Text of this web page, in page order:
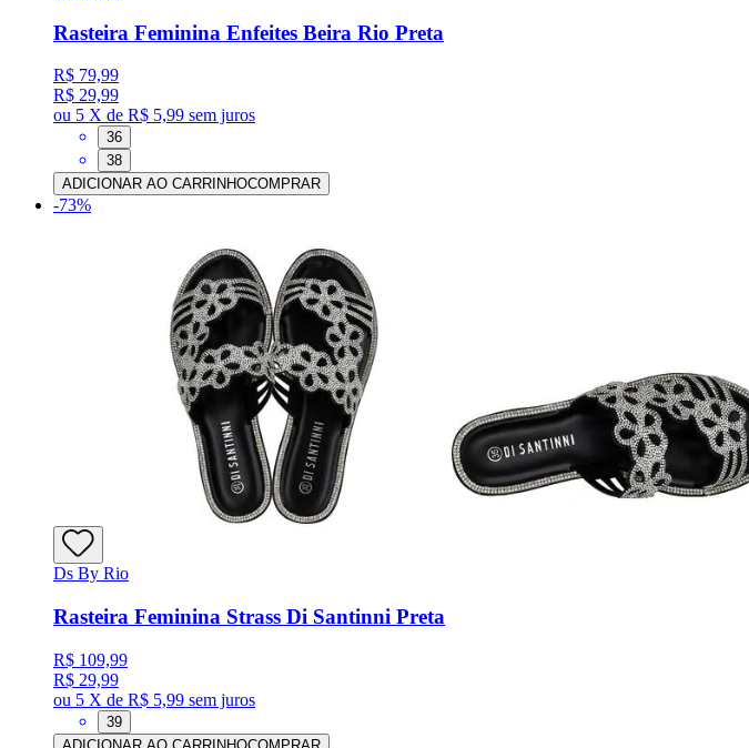
Rasteira Feminina Enfeites Beira Rio Preta
R$ 79,99
R$ 29,99
ou 5 X de R$ 5,99 sem juros
36
38
ADICIONAR AO CARRINHOCOMPRAR
-73%
Ds By Rio
Rasteira Feminina Strass Di Santinni Preta
R$ 109,99
R$ 29,99
ou 5 X de R$ 5,99 sem juros
39